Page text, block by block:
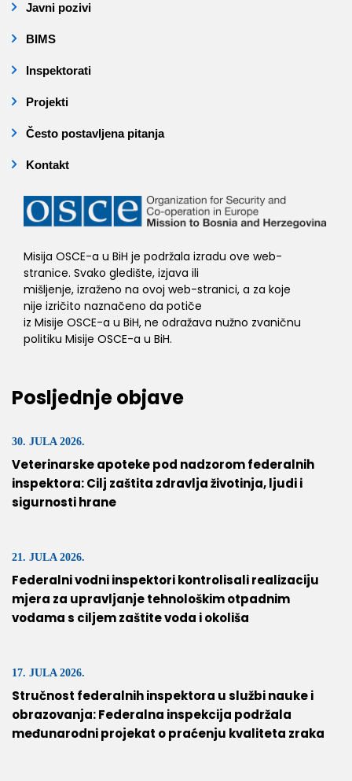
Javni pozivi
BIMS
Inspektorati
Projekti
Često postavljena pitanja
Kontakt
Misija OSCE-a u BiH je podržala izradu ove web-
stranice. Svako gledište, izjava ili
mišljenje, izraženo na ovoj web-stranici, a za koje
nije izričito naznačeno da potiče
iz Misije OSCE-a u BiH, ne odražava nužno zvaničnu
politiku Misije OSCE-a u BiH.
Posljednje objave
30. JULA 2026.
Veterinarske apoteke pod nadzorom federalnih
inspektora: Cilj zaštita zdravlja životinja, ljudi i
sigurnosti hrane
21. JULA 2026.
Federalni vodni inspektori kontrolisali realizaciju
mjera za upravljanje tehnološkim otpadnim
vodama s ciljem zaštite voda i okoliša
17. JULA 2026.
Stručnost federalnih inspektora u službi nauke i
obrazovanja: Federalna inspekcija podržala
međunarodni projekat o praćenju kvaliteta zraka